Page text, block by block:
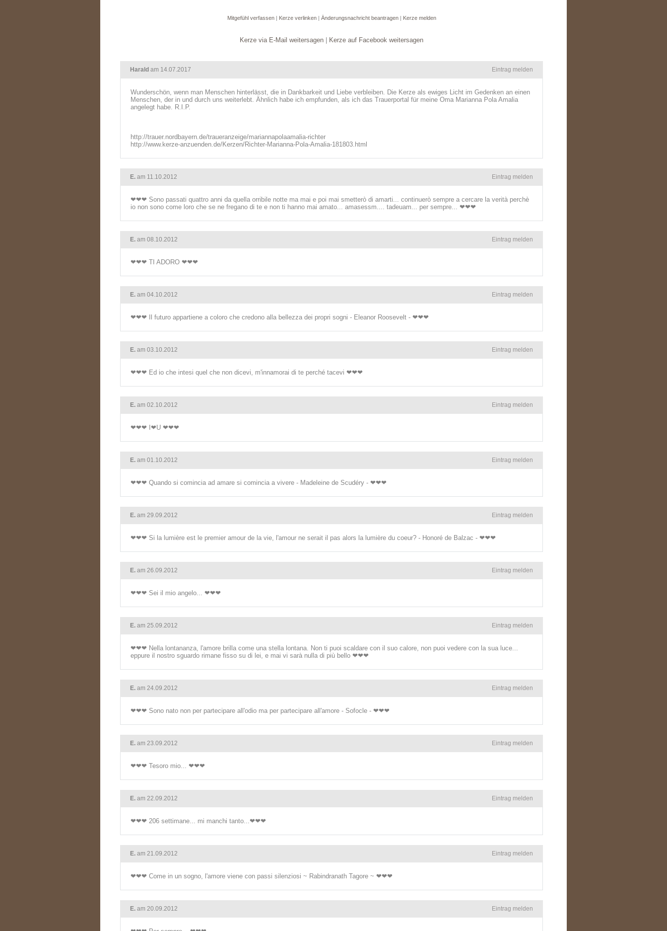
Mitgefühl verfassen| Kerze verlinken| Änderungsnachricht beantragen| Kerze melden
Kerze via E-Mail weitersagen Kerze auf Facebook weitersagen
Harald am 14.07.2017 Eintrag melden
Wunderschön, wenn man Menschen hinterlässt, die in Dankbarkeit und Liebe verbleiben. Die Kerze als ewiges Licht im Gedenken an einen
Menschen, der in und durch uns weiterlebt. Ähnlich habe ich empfunden, als ich das Trauerportal für meine Oma Marianna Pola Amalia
angelegt habe. R.I.P.
http://trauer.nordbayern.de/traueranzeige/mariannapolaamalia-richter
http://www.kerze-anzuenden.de/Kerzen/Richter-Marianna-Pola-Amalia-181803.html
E. am 11.10.2012 Eintrag melden
❤❤❤ Sono passati quattro anni da quella orribile notte ma mai e poi mai smetterò di amarti... continuerò sempre a cercare la verità perchè
io non sono come loro che se ne fregano di te e non ti hanno mai amato... amasessm.... tadeuam... per sempre... ❤❤❤
E. am 08.10.2012 Eintrag melden
❤❤❤ TI ADORO ❤❤❤
E. am 04.10.2012 Eintrag melden
❤❤❤ Il futuro appartiene a coloro che credono alla bellezza dei propri sogni - Eleanor Roosevelt - ❤❤❤
E. am 03.10.2012 Eintrag melden
❤❤❤ Ed io che intesi quel che non dicevi, m'innamorai di te perché tacevi ❤❤❤
E. am 02.10.2012 Eintrag melden
❤❤❤ I❤U ❤❤❤
E. am 01.10.2012 Eintrag melden
❤❤❤ Quando si comincia ad amare si comincia a vivere - Madeleine de Scudéry - ❤❤❤
E. am 29.09.2012 Eintrag melden
❤❤❤ Si la lumière est le premier amour de la vie, l'amour ne serait il pas alors la lumière du coeur? - Honoré de Balzac - ❤❤❤
E. am 26.09.2012 Eintrag melden
❤❤❤ Sei il mio angelo... ❤❤❤
E. am 25.09.2012 Eintrag melden
❤❤❤ Nella lontananza, l'amore brilla come una stella lontana. Non ti puoi scaldare con il suo calore, non puoi vedere con la sua luce...
eppure il nostro sguardo rimane fisso su di lei, e mai vi sarà nulla di più bello ❤❤❤
E. am 24.09.2012 Eintrag melden
❤❤❤ Sono nato non per partecipare all'odio ma per partecipare all'amore - Sofocle - ❤❤❤
E. am 23.09.2012 Eintrag melden
❤❤❤ Tesoro mio... ❤❤❤
E. am 22.09.2012 Eintrag melden
❤❤❤ 206 settimane... mi manchi tanto...❤❤❤
E. am 21.09.2012 Eintrag melden
❤❤❤ Come in un sogno, l'amore viene con passi silenziosi ~ Rabindranath Tagore ~ ❤❤❤
E. am 20.09.2012 Eintrag melden